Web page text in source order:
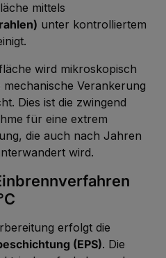
mittels
unter kontrolliertem
wird mikroskopisch
Verankerung
Dies ist die zwingend
für eine extrem
die auch nach Jahren
wird.
erfolgt die
(EPS). Die